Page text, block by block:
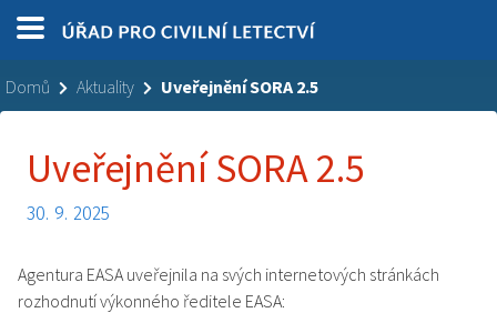
Domů Aktuality Uveřejnění SORA 2.5
Uveřejnění SORA 2.5
30. 9. 2025
Agentura EASA uveřejnila na svých internetových stránkách
rozhodnutí výkonného ředitele EASA: